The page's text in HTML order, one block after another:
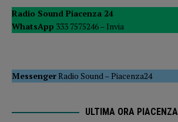
Radio Sound Piacenza 24
WhatsApp 333 7575246 – Invia
MessengerRadio Sound –Piacenza24
ULTIMA ORA PIACENZA